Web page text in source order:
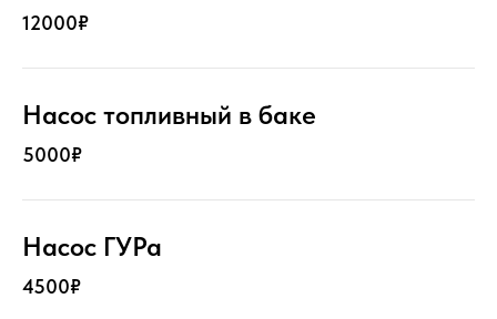
12000₽
Насос топливный в баке
5000₽
Насос ГУРа
4500₽